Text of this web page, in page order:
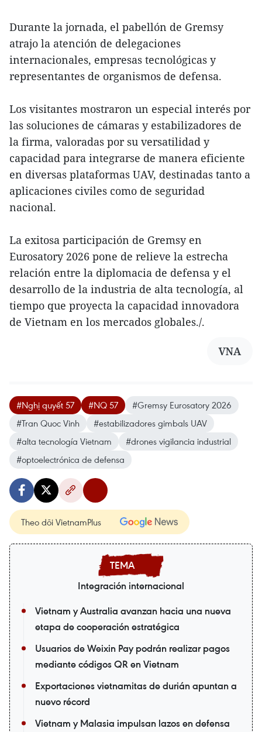
Durante la jornada, el pabellón de Gremsy
atrajo la atención de delegaciones
internacionales, empresas tecnológicas y
representantes de organismos de defensa.
Los visitantes mostraron un especial interés por
las soluciones de cámaras y estabilizadores de
la firma, valoradas por su versatilidad y
capacidad para integrarse de manera eficiente
en diversas plataformas UAV, destinadas tanto a
aplicaciones civiles como de seguridad
nacional.
La exitosa participación de Gremsy en
Eurosatory 2026 pone de relieve la estrecha
relación entre la diplomacia de defensa y el
desarrollo de la industria de alta tecnología, al
tiempo que proyecta la capacidad innovadora
de Vietnam en los mercados globales./.
VNA
#Nghị quyết 57 #NQ 57
#Gremsy Eurosatory 2026
#Tran Quoc Vinh
#estabilizadores gimbals UAV
#alta tecnología Vietnam
#drones vigilancia industrial
#optoelectrónica de defensa
Theo dõi VietnamPlus
Integración internacional
Vietnam y Australia avanzan hacia una nueva
etapa de cooperación estratégica
Usuarios de Weixin Pay podrán realizar pagos
mediante códigos QR en Vietnam
Exportaciones vietnamitas de durián apuntan a
nuevo récord
Vietnam y Malasia impulsan lazos en defensa